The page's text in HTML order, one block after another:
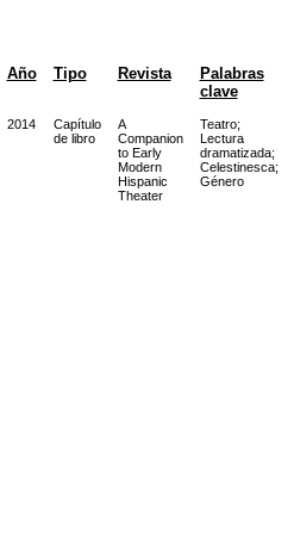
Año Tipo Revista
Palabras
clave
2014
Capítulo
de libro
A
Companion
to Early
Modern
Hispanic
Theater
Teatro;
Lectura
dramatizada;
Celestinesca;
Género